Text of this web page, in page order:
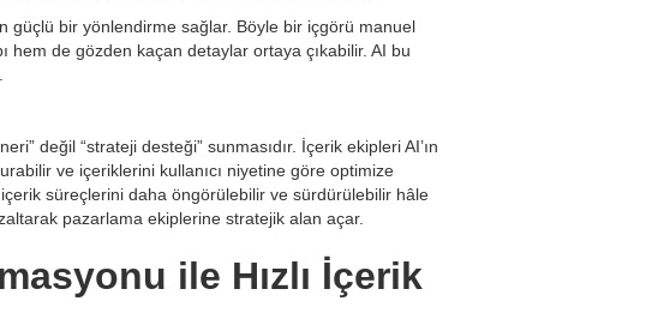
güçlü bir yönlendirme sağlar. Böyle bir içgörü manuel
hem de gözden kaçan detaylar ortaya çıkabilir. AI bu
değil “strateji desteği” sunmasıdır. İçerik ekipleri AI’ın
ve içeriklerini kullanıcı niyetine göre optimize
süreçlerini daha öngörülebilir ve sürdürülebilir hâle
pazarlama ekiplerine stratejik alan açar.
ile Hızlı İçerik